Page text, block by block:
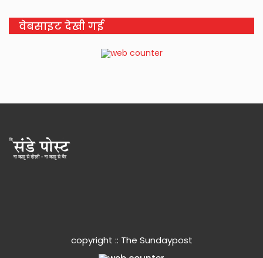
वेबसाइट देखी गई
copyright :: The Sundaypost